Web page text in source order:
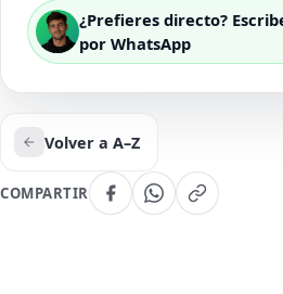
¿Prefieres directo?
por WhatsApp
Volver a A–Z
COMPARTIR